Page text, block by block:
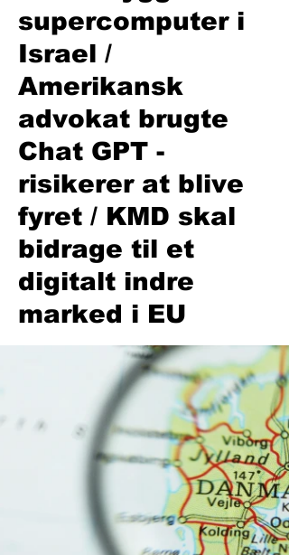
supercomputer i
Israel /
Amerikansk
advokat brugte
Chat GPT -
risikerer at blive
fyret / KMD skal
bidrage til et
digitalt indre
marked i EU